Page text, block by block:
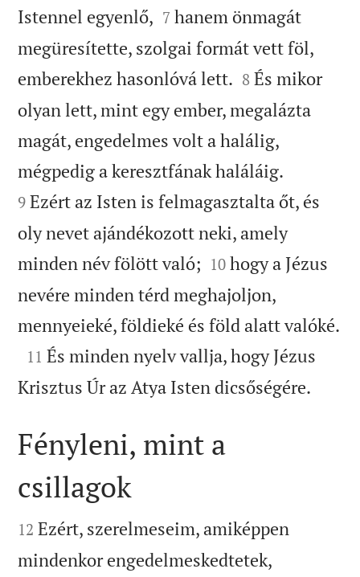
Istennel egyenlő, 

7 hanem önmagát
megüresítette, szolgai formát vett föl,
emberekhez hasonlóvá lett. 

8 És mikor
olyan lett, mint egy ember, megalázta
magát, engedelmes volt a halálig,
mégpedig a keresztfának haláláig.
9 Ezért az Isten is felmagasztalta őt, és
oly nevet ajándékozott neki, amely
minden név fölött való; 

10 hogy a Jézus
nevére minden térd meghajoljon,
mennyeieké, földieké és föld alatt valóké.

11 És minden nyelv vallja, hogy Jézus
Krisztus Úr az Atya Isten dicsőségére.

Fényleni, mint a
csillagok

12 Ezért, szerelmeseim, amiképpen
mindenkor engedelmeskedtetek,